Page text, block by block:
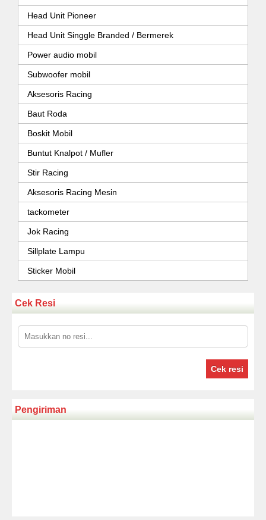
Head Unit Pioneer
Head Unit Singgle Branded / Bermerek
Power audio mobil
Subwoofer mobil
Aksesoris Racing
Baut Roda
Boskit Mobil
Buntut Knalpot / Mufler
Stir Racing
Aksesoris Racing Mesin
tackometer
Jok Racing
Sillplate Lampu
Sticker Mobil
Cek Resi
Cek resi
Pengiriman